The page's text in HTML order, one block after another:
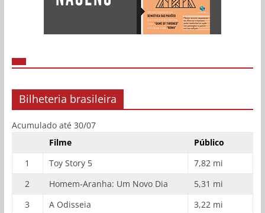
Bilheteria brasileira
Acumulado até 30/07
Filme
Público
1
Toy Story 5
7,82 mi
2
Homem-Aranha: Um Novo Dia
5,31 mi
3
A Odisseia
3,22 mi